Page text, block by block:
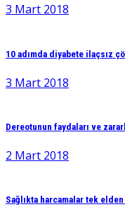
3 Mart 2018
10 adımda diyabete ilaçsız
3 Mart 2018
Dereotunun faydaları ve
2 Mart 2018
Sağlıkta harcamalar tek elden